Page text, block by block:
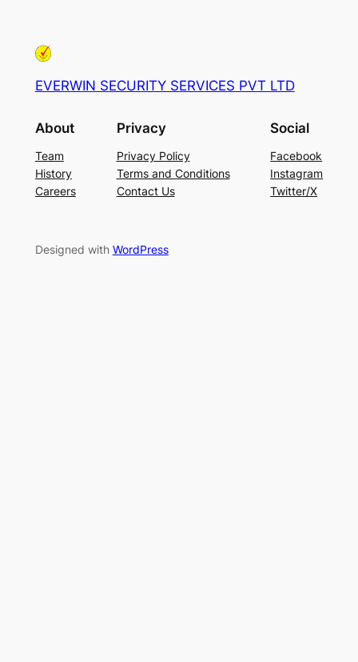
EVERWIN SECURITY SERVICES PVT LTD
About
Team
History
Careers
Privacy
Privacy Policy
Terms and Conditions
Contact Us
Social
Facebook
Instagram
Twitter/X
Designed with WordPress